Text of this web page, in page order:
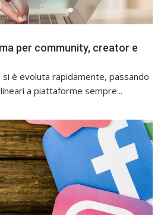
per community, creator e
si è evoluta rapidamente, passando
a piattaforme sempre...